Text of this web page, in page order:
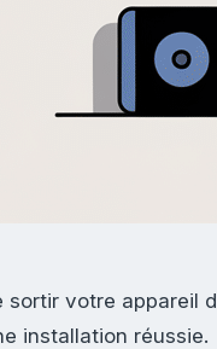
sortir votre appareil
installation réussie.